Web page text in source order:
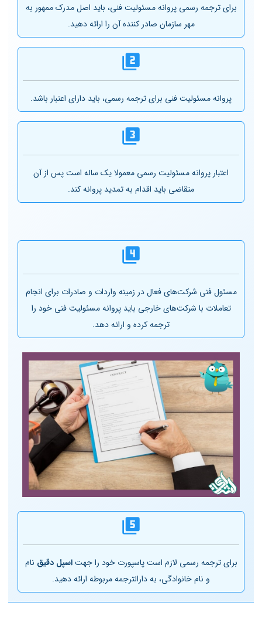
برای ترجمه رسمی پروانه مسئولیت فنی، باید اصل مدرک ممهور به
مهر سازمان صادر کننده آن را ارائه دهید.
پروانه مسئولیت فنی برای ترجمه رسمی، باید دارای اعتبار باشد.
اعتبار پروانه مسئولیت رسمی معمولا یک ساله است پس از آن
متقاضی باید اقدام به تمدید پروانه کند.
مسئول فنی شرکت‌های فعال در زمینه واردات و صادرات برای انجام
تعاملات با شرکت‌های خارجی باید پروانه مسئولیت فنی خود را
ترجمه کرده و ارائه دهد.
برای ترجمه رسمی لازم است پاسپورت خود را جهتاسپل دقیق نام
و نام خانوادگی، به دارالترجمه مربوطه ارائه دهید.